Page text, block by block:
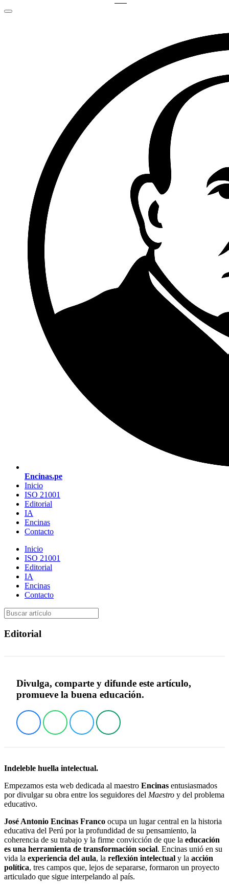
Encinas.pe
Inicio
ISO 21001
Editorial
IA
Encinas
Contacto
Inicio
ISO 21001
Editorial
IA
Encinas
Contacto
Editorial
Divulga, comparte y difunde este artículo,
promueve la buena educación.
Indeleble huella intelectual.
Empezamos esta web dedicada al maestro Encinas entusiasmados
por divulgar su obra entre los seguidores del Maestro y del problema
educativo.
José Antonio Encinas Franco ocupa un lugar central en la historia
educativa del Perú por la profundidad de su pensamiento, la
coherencia de su trabajo y la firme convicción de que la educación
es una herramienta de transformación social. Encinas unió en su
vida la experiencia del aula, la reflexión intelectual y la acción
política, tres campos que, lejos de separarse, formaron un proyecto
articulado que sigue interpelando al país.